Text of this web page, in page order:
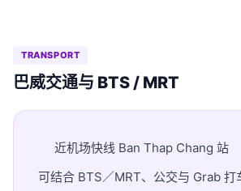
TRANSPORT
巴威交通与 BTS / MRT
近机场快线 Ban Thap Chang 站
可结合 BTS／MRT、公交与 Grab 打